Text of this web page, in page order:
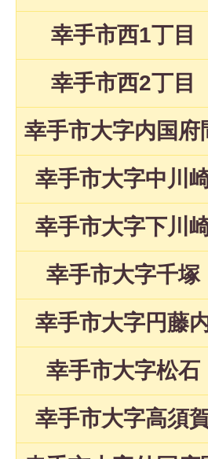
幸手市西1丁目
幸手市西2丁目
幸手市大字内国府
幸手市大字中川
幸手市大字下川
幸手市大字千塚
幸手市大字円藤
幸手市大字松石
幸手市大字高須